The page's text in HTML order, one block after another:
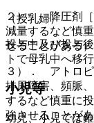
（授乳婦）
投与中及び投与
トで母乳中へ移
小児等
幼児、小児では
２）． 降圧剤［
減量するなど慎
せることがある
３）． アトロピ
排尿障害、頻脈
するなど慎重に
強させることが